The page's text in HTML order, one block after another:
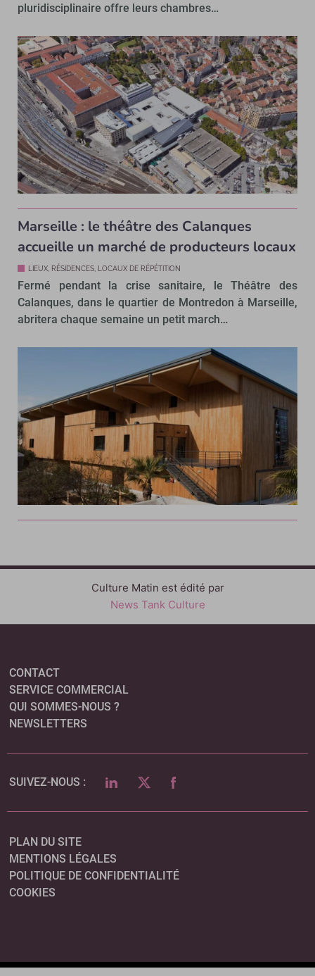
pluridisciplinaire offre leurs chambres…
Marseille : le théâtre des Calanques
accueille un marché de producteurs locaux
LIEUX, RÉSIDENCES, LOCAUX DE RÉPÉTITION
Fermé pendant la crise sanitaire, le Théâtre des
Calanques, dans le quartier de Montredon à Marseille,
abritera chaque semaine un petit march…
Culture Matin est édité par
News Tank Culture
CONTACT
SERVICE COMMERCIAL
QUI SOMMES-NOUS ?
NEWSLETTERS
SUIVEZ-NOUS : LINKEDINTWITTERFACEBOOK
PLAN DU SITE
MENTIONS LÉGALES
POLITIQUE DE CONFIDENTIALITÉ
COOKIES